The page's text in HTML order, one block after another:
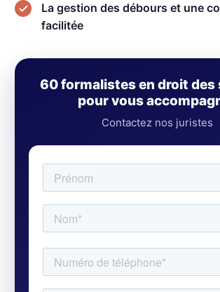
La gestion des débours et une
facilitée
60 formalistes en droit des
pour vous
Contactez nos juristes